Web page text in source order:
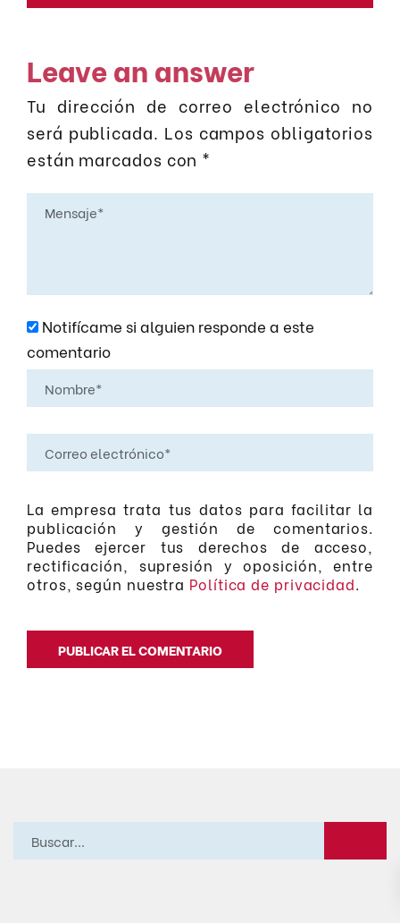
Leave an answer
Tu dirección de correo electrónico no
será publicada. Los campos obligatorios
están marcados con *
Notifícame si alguien responde a este
comentario
La empresa trata tus datos para facilitar la
publicación y gestión de comentarios.
Puedes ejercer tus derechos de acceso,
rectificación, supresión y oposición, entre
otros, según nuestra Política de privacidad.